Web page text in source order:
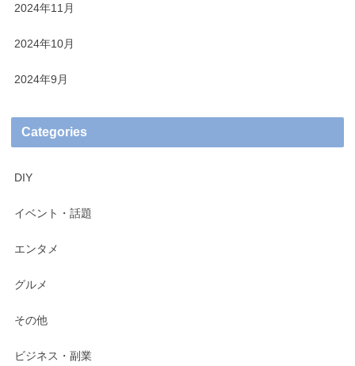
2024年11月
2024年10月
2024年9月
Categories
DIY
イベント・話題
エンタメ
グルメ
その他
ビジネス・副業